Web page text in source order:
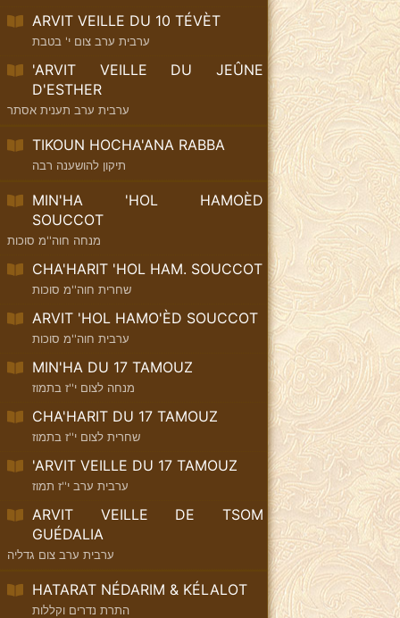
ARVIT VEILLE DU 10 TÉVÈT
ערבית ערב צום י' בטבת
'ARVIT VEILLE DU JEÛNE
D'ESTHER
ערבית ערב תענית אסתר
TIKOUN HOCHA'ANA RABBA
תיקון להושענה רבה
MIN'HA 'HOL HAMOÈD
SOUCCOT
מנחה חוה''מ סוכות
CHA'HARIT 'HOL HAM. SOUCCOT
שחרית חוה''מ סוכות
ARVIT 'HOL HAMO'ÈD SOUCCOT
ערבית חוה''מ סוכות
MIN'HA DU 17 TAMOUZ
מנחה לצום י''ז בתמוז
CHA'HARIT DU 17 TAMOUZ
שחרית לצום י''ז בתמוז
'ARVIT VEILLE DU 17 TAMOUZ
ערבית ערב י''ז תמוז
ARVIT VEILLE DE TSOM
GUÉDALIA
ערבית ערב צום גדליה
HATARAT NÉDARIM & KÉLALOT
התרת נדרים וקללות